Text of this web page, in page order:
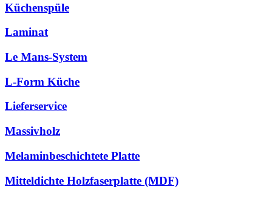
Küchenspüle
Laminat
Le Mans-System
L-Form Küche
Lieferservice
Massivholz
Melaminbeschichtete Platte
Mitteldichte Holzfaserplatte (MDF)